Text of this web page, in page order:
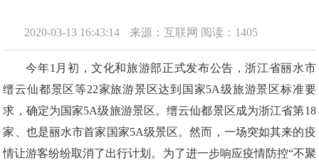
2020-03-13 16:43:14 来源：互联网 阅读：1405
今年1月初，文化和旅游部正式发布公告，浙江省丽水市
缙云仙都景区等22家旅游景区达到国家5A级旅游景区标准要
求，确定为国家5A级旅游景区。缙云仙都景区成为浙江省第18
家、也是丽水市首家国家5A级景区。然而，一场突如其来的疫
情让游客纷纷取消了出行计划。为了进一步响应疫情防控“不聚